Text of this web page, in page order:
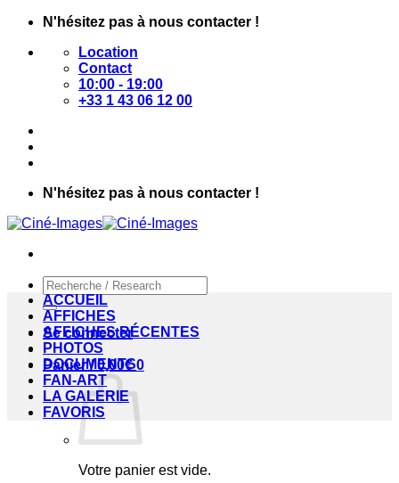
Passer
contenu
N'hésitez pas à nous contacter !
Location
Contact
10:00 - 19:00
+33 1 43 06 12 00
N'hésitez pas à nous contacter !
Recherche
pour :
Se connecter
Panier /0,00€ 0
Votre panier est vide.
ACCUEIL
AFFICHES
AFFICHES RÉCENTES
PHOTOS
DOCUMENTS
FAN-ART
LA GALERIE
FAVORIS